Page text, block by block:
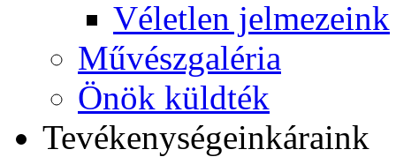
Véletlen jelmezeink
Művészgaléria
Önök küldték
Tevékenységeinkáraink